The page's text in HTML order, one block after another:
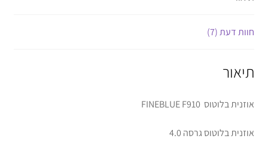
חוות דעת (7)
תיאור
אוזנית בלוטוס FINEBLUE F910
אוזנית בלוטוס גרסה 4.0